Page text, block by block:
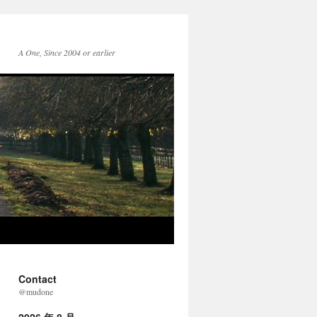
A One, Since 2004 or earlier
Contact
@mudone